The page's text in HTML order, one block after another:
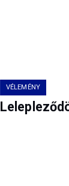
VÉLEMÉNY